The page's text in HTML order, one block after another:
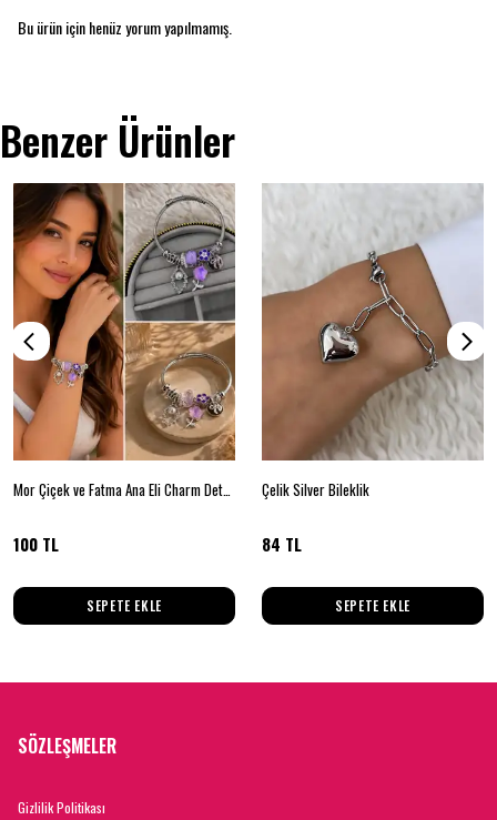
Bu ürün için henüz yorum yapılmamış.
Benzer Ürünler
Mor Çiçek ve Fatma Ana Eli Charm Detaylı Çelik Kelepçe Bileklik
100 TL
SEPETE EKLE
Çelik Silver Bileklik
84 TL
SEPETE EKLE
SÖZLEŞMELER
Gizlilik Politikası